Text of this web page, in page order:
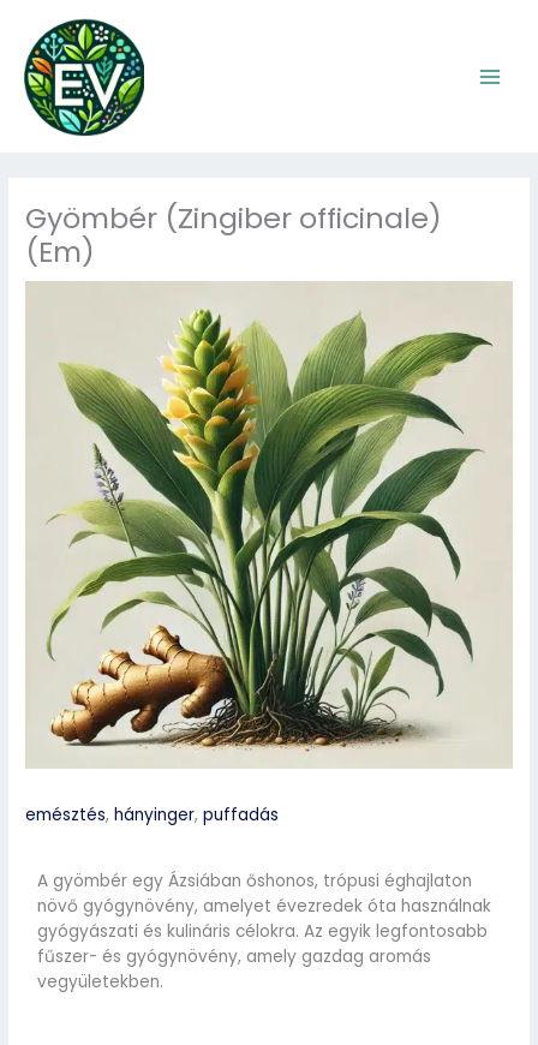
content
Gyömbér (Zingiber officinale)
(Em)
emésztés,hányinger,puffadás
A gyömbér egy Ázsiában őshonos, trópusi éghajlaton
növő gyógynövény, amelyet évezredek óta használnak
gyógyászati és kulináris célokra. Az egyik legfontosabb
fűszer- és gyógynövény, amely gazdag aromás
vegyületekben.